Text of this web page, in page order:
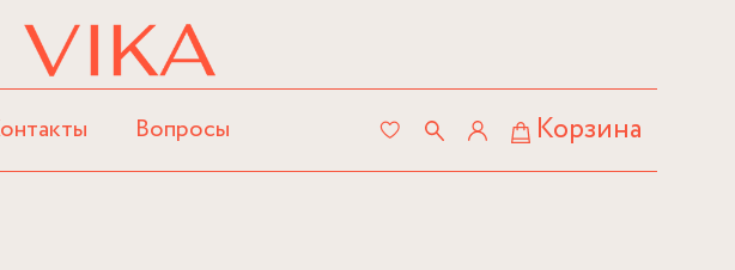
Вопросы Корзина